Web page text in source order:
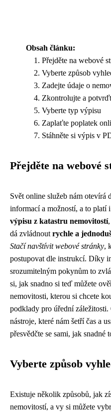
Obsah článku:
Přejděte na webové
Vyberte způsob
Zadejte údaje o
Zkontrolujte a
Vyberte typ výpisu
Zaplaťte poplatek
Stáhněte si výpis v
Přejděte na webové
Svět online služeb nám otevírá
informací a možností, a to platí
výpisu z katastru nemovitostí
dá zvládnout rychle a
Stačí navštívit webové stránky,
postupovat dle instrukcí. Díky
srozumitelným pokynům to
si, jak snadno si teď můžete
nemovitosti, kterou si chcete
podklady pro úřední
nástroje, které nám šetří čas a
přesvědčte se sami, jak snadné
Vyberte způsob
Existuje několik způsobů, jak
nemovitostí, a vy si můžete